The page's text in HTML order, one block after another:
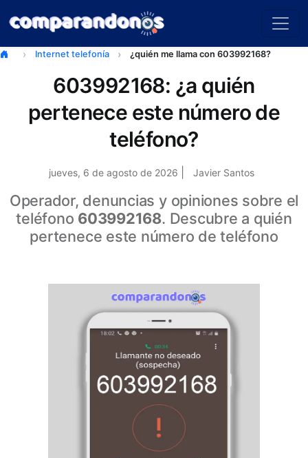
Internet telefonía ¿quién me llama con 603992168?
603992168: ¿a quién
pertenece este número de
teléfono?
jueves, 6 de agosto de 2026 Javier Santos
Operador, denuncias y opiniones sobre el
teléfono 603992168. Descubre a quién
pertenece este número de teléfono